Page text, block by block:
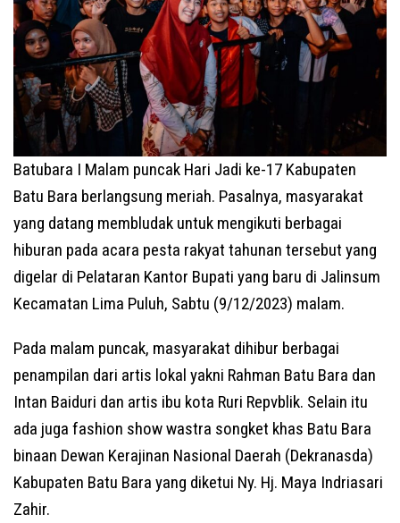
Batubara I Malam puncak Hari Jadi ke-17 Kabupaten
Batu Bara berlangsung meriah. Pasalnya, masyarakat
yang datang membludak untuk mengikuti berbagai
hiburan pada acara pesta rakyat tahunan tersebut yang
digelar di Pelataran Kantor Bupati yang baru di Jalinsum
Kecamatan Lima Puluh, Sabtu (9/12/2023) malam.
Pada malam puncak, masyarakat dihibur berbagai
penampilan dari artis lokal yakni Rahman Batu Bara dan
Intan Baiduri dan artis ibu kota Ruri Repvblik. Selain itu
ada juga fashion show wastra songket khas Batu Bara
binaan Dewan Kerajinan Nasional Daerah (Dekranasda)
Kabupaten Batu Bara yang diketui Ny. Hj. Maya Indriasari
Zahir.